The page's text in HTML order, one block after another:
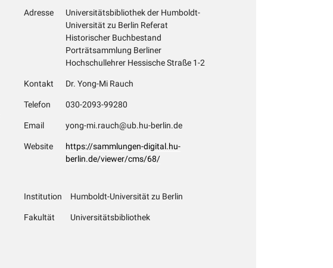
Adresse
Universitätsbibliothek der Humboldt-
Universität zu Berlin Referat
Historischer Buchbestand
Porträtsammlung Berliner
Hochschullehrer Hessische Straße 1-2
Kontakt Dr. Yong-Mi Rauch
Telefon 030-2093-99280
Email yong-mi.rauch@ub.hu-berlin.de
Website
https://sammlungen-digital.hu-
berlin.de/viewer/cms/68/
Institution Humboldt-Universität zu Berlin
Fakultät Universitätsbibliothek